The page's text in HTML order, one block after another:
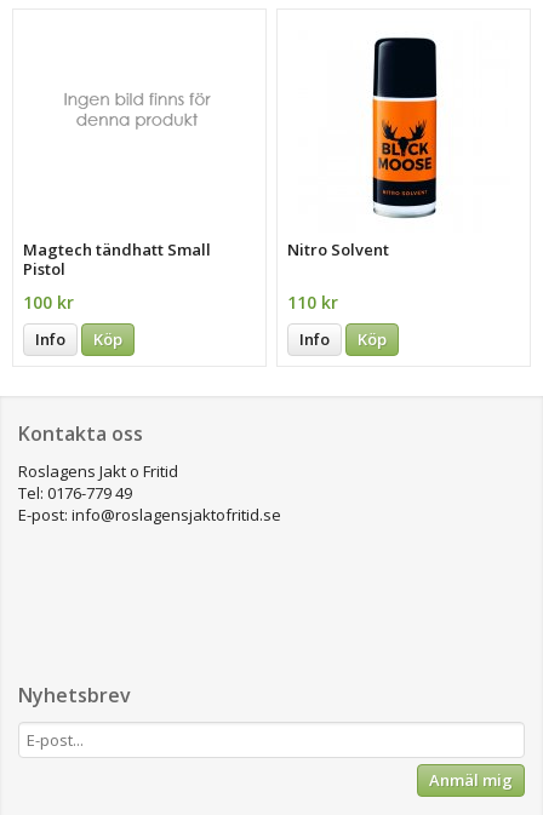
Magtech tändhatt Small
Pistol
100 kr
Info Köp
Nitro Solvent
110 kr
Info Köp
Kontakta oss
Roslagens Jakt o Fritid
Tel: 0176-779 49
E-post: info@roslagensjaktofritid.se
Nyhetsbrev
Anmäl mig